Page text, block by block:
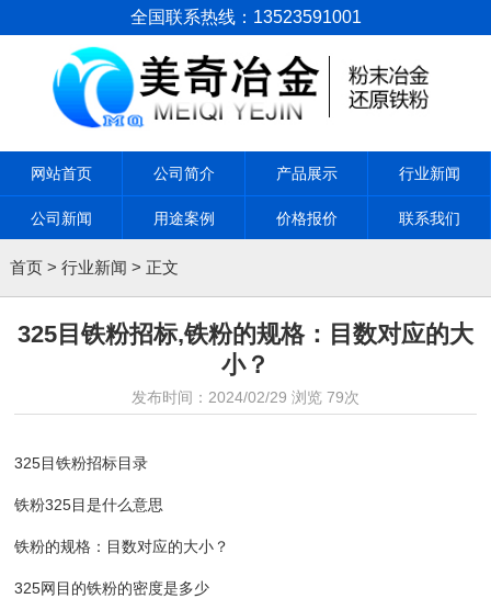
全国联系热线：13523591001
网站首页 公司简介 产品展示 行业新闻
公司新闻 用途案例 价格报价 联系我们
首页> 行业新闻 > 正文
325目铁粉招标,铁粉的规格：目数对应的大
小？
发布时间： 2024/02/29 浏览 79次
325目铁粉招标目录
铁粉325目是什么意思
铁粉的规格：目数对应的大小？
325网目的铁粉的密度是多少